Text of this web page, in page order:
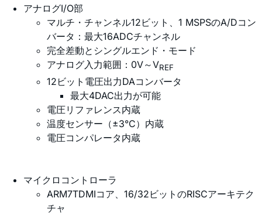
アナログI/O部
マルチ・チャンネル12ビット、1 MSPSのA/Dコン
バータ：最大16ADCチャンネル
完全差動とシングルエンド・モード
アナログ入力範囲：0V～VREF
12ビット電圧出力DAコンバータ
最大4DAC出力が可能
電圧リファレンス内蔵
温度センサー（±3°C）内蔵
電圧コンパレータ内蔵
マイクロコントローラ
ARM7TDMIコア、16/32ビットのRISCアーキテク
チャ